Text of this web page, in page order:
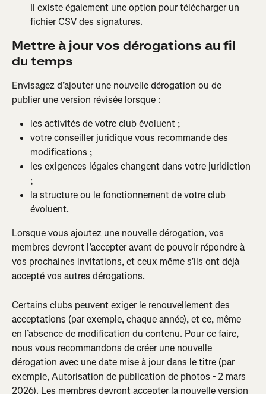
Il existe également une option pour télécharger un
fichier CSV des signatures.
Mettre à jour vos dérogations au fil
du temps
Envisagez d’ajouter une nouvelle dérogation ou de
publier une version révisée lorsque :
les activités de votre club évoluent ;
votre conseiller juridique vous recommande des
modifications ;
les exigences légales changent dans votre juridiction
;
la structure ou le fonctionnement de votre club
évoluent.
Lorsque vous ajoutez une nouvelle dérogation, vos
membres devront l’accepter avant de pouvoir répondre à
vos prochaines invitations, et ceux même s’ils ont déjà
accepté vos autres dérogations.
Certains clubs peuvent exiger le renouvellement des
acceptations (par exemple, chaque année), et ce, même
en l’absence de modification du contenu. Pour ce faire,
nous vous recommandons de créer une nouvelle
dérogation avec une date mise à jour dans le titre (par
exemple, Autorisation de publication de photos - 2 mars
2026). Les membres devront accepter la nouvelle version